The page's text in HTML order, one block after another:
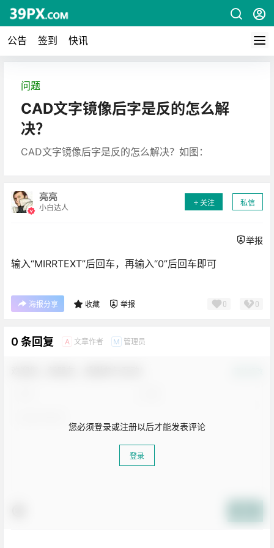
公告 签到 快讯
问题
CAD文字镜像后字是反的怎么解
决？
CAD文字镜像后字是反的怎么解决？如图：
亮亮
小白达人
关注 私信
举报
输入“MIRRTEXT”后回车，再输入“0”后回车即可
海报分享 收藏 举报 0 0
0 条回复 A 文章作者 M 管理员
您必须登录或注册以后才能发表评论
登录